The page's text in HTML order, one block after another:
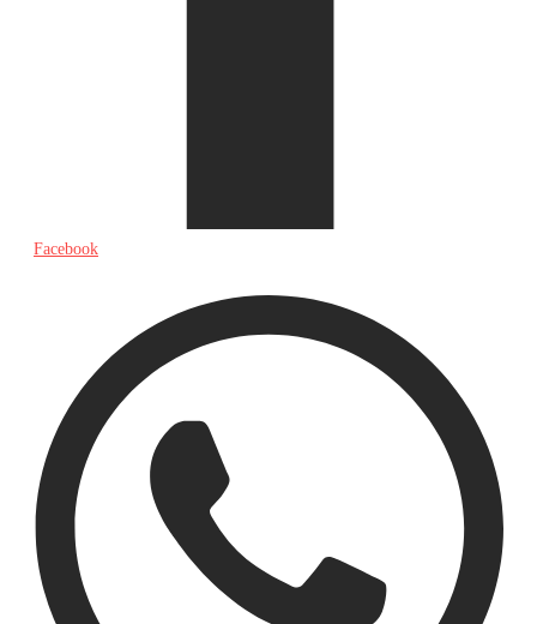
Facebook